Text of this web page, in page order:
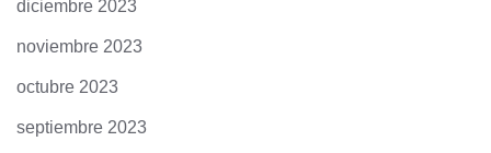
diciembre 2023
noviembre 2023
octubre 2023
septiembre 2023